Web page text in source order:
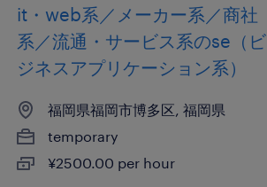
it・web系／メーカー系／商社
系／流通・サービス系のse（ビ
ジネスアプリケーション系）
福岡県福岡市博多区, 福岡県
temporary
¥2500.00 per hour